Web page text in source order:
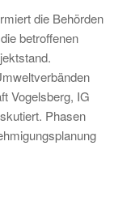
die Behörden
betroffenen
Vogelsberg, IG
Phasen